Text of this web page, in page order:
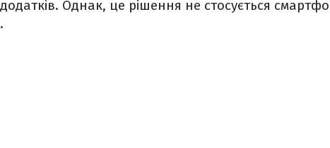
Однак, це рішення не стосується